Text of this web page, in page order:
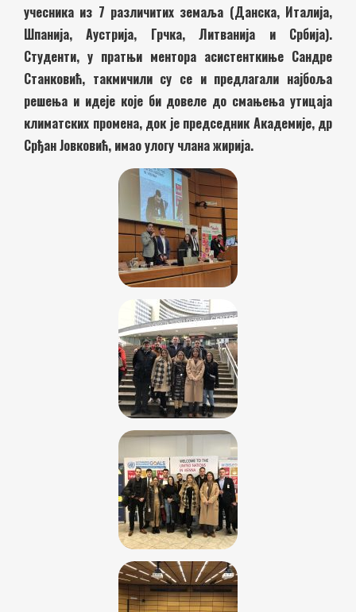
учесника из 7 различитих земаља (Данска, Италија,
Шпанија, Аустрија, Грчка, Литванија и Србија).
Студенти, у пратњи ментора асистенткиње Сандре
Станковић, такмичили су се и предлагали најбоља
решења и идеје које би довеле до смањења утицаја
климатских промена, док је председник Академије, др
Срђан Јовковић, имао улогу члана жирија.